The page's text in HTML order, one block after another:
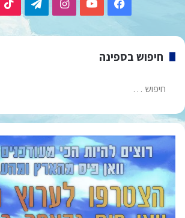
חיפוש בספינה